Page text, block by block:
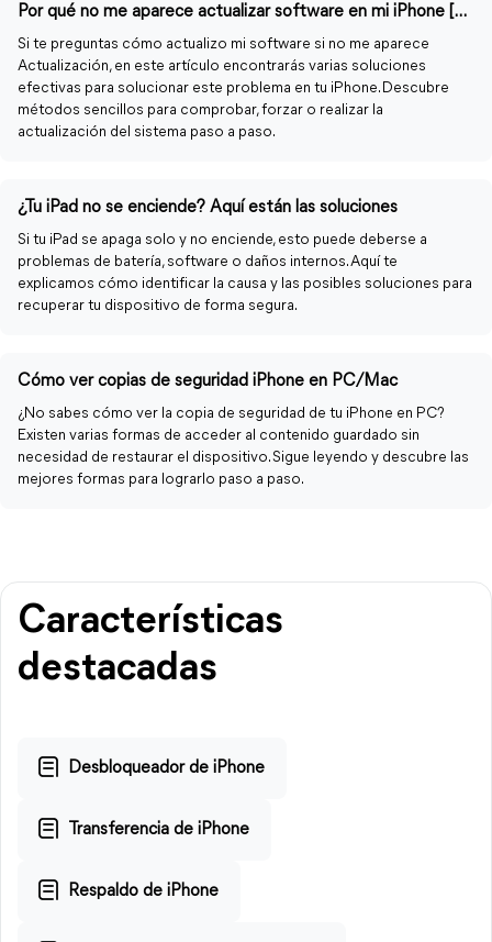
Por qué no me aparece actualizar software en mi iPhone [Soluciones]
Si te preguntas cómo actualizo mi software si no me aparece
Actualización, en este artículo encontrarás varias soluciones
efectivas para solucionar este problema en tu iPhone. Descubre
métodos sencillos para comprobar, forzar o realizar la
actualización del sistema paso a paso.
¿Tu iPad no se enciende? Aquí están las soluciones
Si tu iPad se apaga solo y no enciende, esto puede deberse a
problemas de batería, software o daños internos. Aquí te
explicamos cómo identificar la causa y las posibles soluciones para
recuperar tu dispositivo de forma segura.
Cómo ver copias de seguridad iPhone en PC/Mac
¿No sabes cómo ver la copia de seguridad de tu iPhone en PC?
Existen varias formas de acceder al contenido guardado sin
necesidad de restaurar el dispositivo. Sigue leyendo y descubre las
mejores formas para lograrlo paso a paso.
Características
destacadas
Desbloqueador de iPhone
Transferencia de iPhone
Respaldo de iPhone